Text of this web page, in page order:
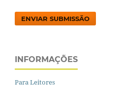
ENVIAR SUBMISSÃO
INFORMAÇÕES
Para Leitores